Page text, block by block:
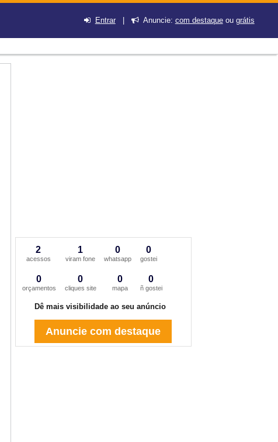
Entrar| Anuncie: com destaqueou grátis
2
acessos
1
viram fone
0
whatsapp
0
gostei
0
orçamentos
0
cliques site
0
mapa
0
ñ gostei
Dê mais visibilidade ao seu anúncio
Anuncie com destaque